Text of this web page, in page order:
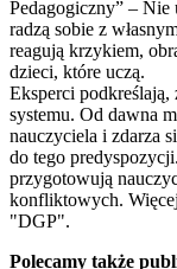
Pedagogiczny” –
radzą sobie z
reagują krzykiem,
dzieci, które uczą.
Eksperci
systemu. Od dawna
nauczyciela i zdarza
do tego
przygotowują
konfliktowych.
"DGP".
Polecamy także